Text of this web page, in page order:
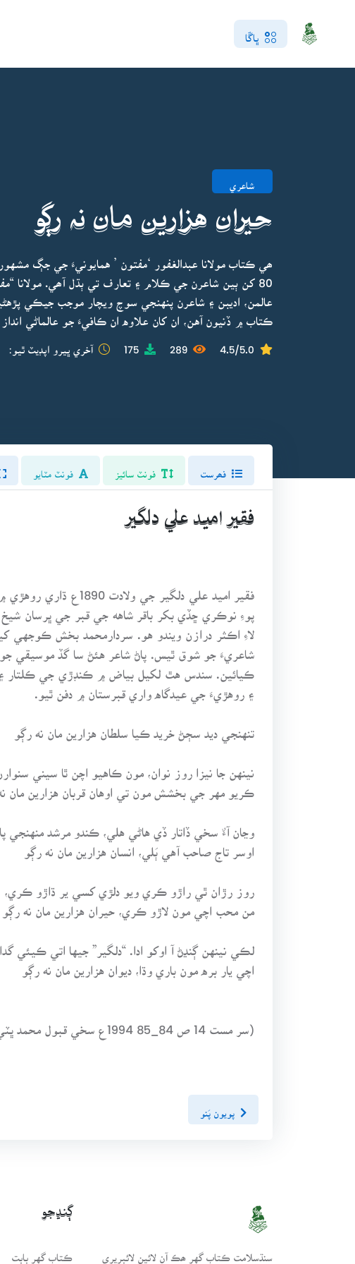
ڀاڱا
شاعري
حيران هزارين مان نہ رڳو
ھي ڪتاب مولانا عبدالغفور ‘مفتون ’ همايونيءَ جي جڳ
80 کن ٻين شاعرن جي ڪلام ۽ تعارف تي ٻڌل آھي. مولانا
عالمن، اديبن ۽ شاعرن پنهنجي سوچ ويچار موجب جيڪي
ڪتاب ۾ ڏنيون آهن، ان کان علاوه ان ڪافيءَ جو عالماڻي
4.5/5.0
289
175 آخري ڀيرو اپڊيٽ ٿيو:
فونٽ سائيز فونٽ مٽايو
فقير اميد علي دلگير
فقير اميد علي
پوءِ نوڪري ڇڏي بکر باقر شاهه جي قبر جي ڀرسان
لاءِ اڪثر درازن ويندو هو. سردارمحمد بخش
۽ روهڙيءَ جي عيدگاه واري قبرستان ۾ دفن ٿيو.
تنهنجي ديد سڄڻ خريد ڪيا سلطان هزارين مان نه رڳو
نينهن جا نيزا روز نوان، مون ڪاهيو اچن ٿا سيني
ڪريو مهر جي بخشش مون تي اوهان قربان هزارين مان
وڃان آءٌ سخي ڏاتار ڏي هاڻي هلي، ڪندو مرشد منهنجي
اوسر تاج صاحب آهي ٻَلي، انسان هزارين مان نه رڳو
روز رڙان ٿي راڙو ڪري ويو دلڙي کسي ير ڌاڙو ڪري،
من محب اچي مون لاڙو ڪري، حيران هزارين مان نه رڳو
لڪي نينهن ڳنڍڻ آ اوکو ادا. “دلگير” جيها اتي ڪيئي گدا،
اچي يار بره مون باري وڌا، ديوان هزارين مان نه رڳو
(سر مست 14 ص 84_85 1994ع سخي قبول محمد ڀٽي جي سلسلي جا شاعر ڊاڪٽر نواز علي شوق)
پويون پَنو
سنڌسلامت ڪتاب گهر ھڪ آن لائين لائبريري
ڳنڍجو
ڪتاب گهر بابت